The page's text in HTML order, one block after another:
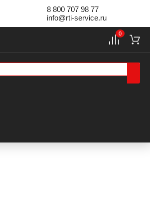
8 800 707 98 77
info@rti-service.ru
0